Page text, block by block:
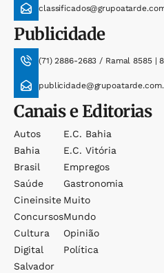
Publicidade
(71) 2886-2683 / Ramal 8585 |
Canais e Editorias
Autos
Bahia
Brasil
Saúde
Cineinsite
Concursos
Cultura
Digital
Salvador
E.c. Bahia
E.c. Vitória
Empregos
Gastronomia
Muito
Mundo
Opinião
Política